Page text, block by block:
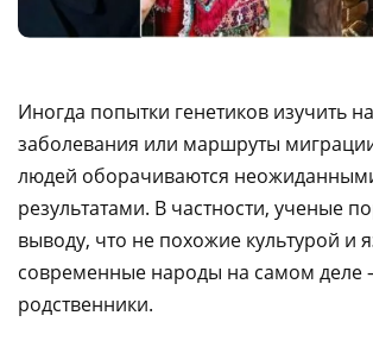
Иногда попытки генетиков изучить
заболевания или маршруты
людей оборачиваются
результатами. В частности, ученые
выводу, что не похожие культурой и
современные народы на самом деле
родственники.